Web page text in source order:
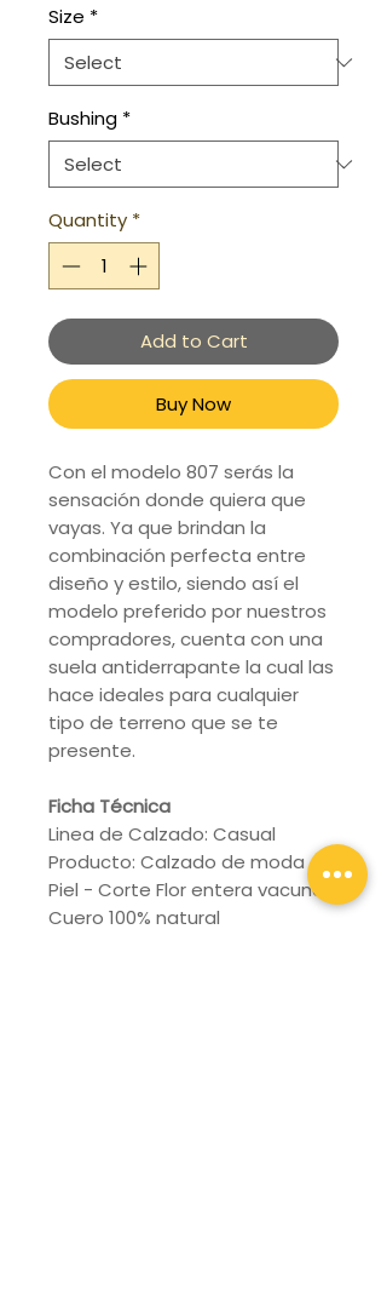
Size *
Bushing *
Quantity *
Add to Cart
Buy Now
Con el modelo 807 serás la
sensación donde quiera que
vayas. Ya que brindan la
combinación perfecta entre
diseño y estilo, siendo así el
modelo preferido por nuestros
compradores, cuenta con una
suela antiderrapante la cual las
hace ideales para cualquier
tipo de terreno que se te
presente.
Ficha Técnica
Linea de Calzado: Casual
Producto: Calzado de moda
Piel - Corte Flor entera vacuno,
Cuero 100% natural